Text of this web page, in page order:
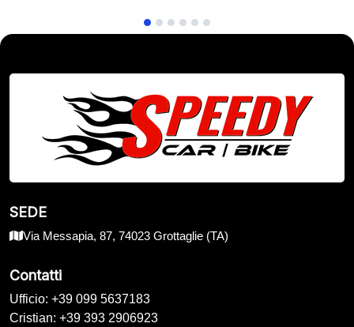
SEDE
Via Messapia, 87, 74023 Grottaglie (TA)
Contatti
Ufficio: +39 099 5637183
Cristian: +39 393 2906923